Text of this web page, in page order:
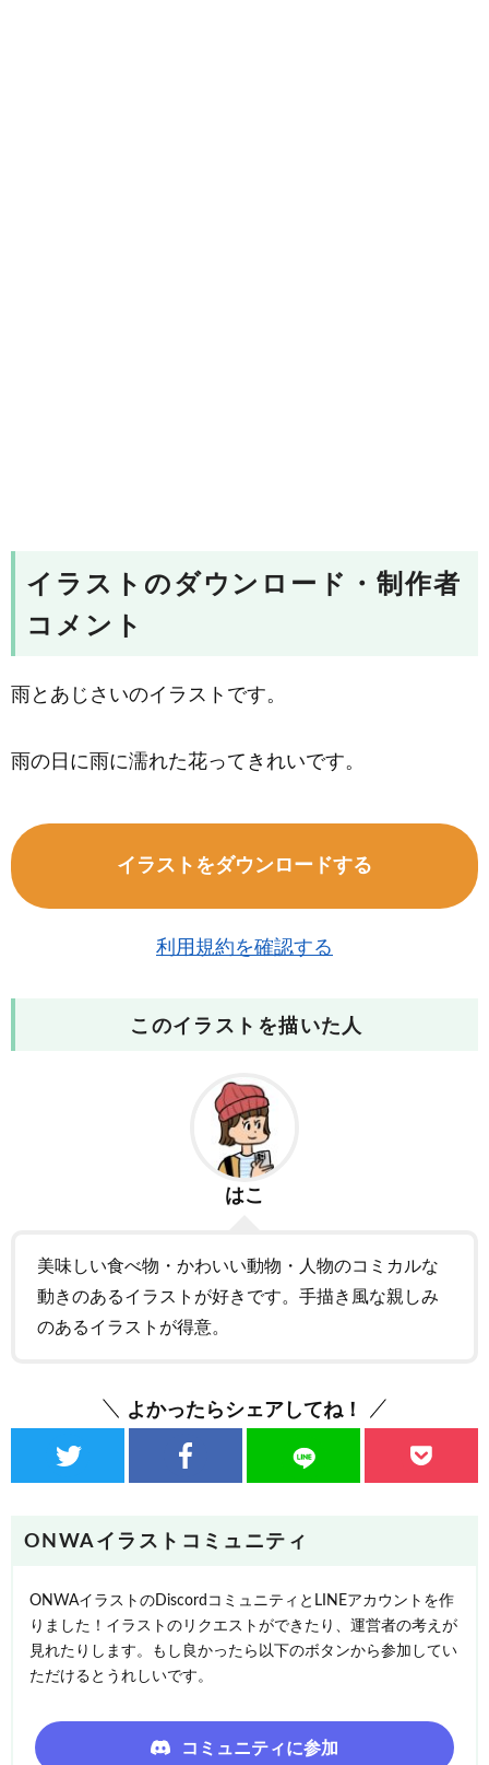
イラストのダウンロード・制作者
コメント
雨とあじさいのイラストです。
雨の日に雨に濡れた花ってきれいです。
イラストをダウンロードする
利用規約を確認する
このイラストを描いた人
はこ
美味しい食べ物・かわいい動物・人物のコミカルな
動きのあるイラストが好きです。手描き風な親しみ
のあるイラストが得意。
よかったらシェアしてね！
ONWAイラストコミュニティ
ONWAイラストのDiscordコミュニティとLINEアカウントを作
りました！イラストのリクエストができたり、運営者の考えが
見れたりします。もし良かったら以下のボタンから参加してい
ただけるとうれしいです。
コミュニティに参加